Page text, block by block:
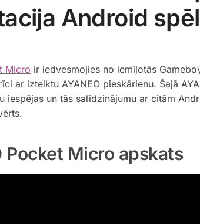
Android
Micro ir iedvesmojies no iemīļotās
ar izteiktu AYANEO pieskārienu. Šajā
iespējas un tās salīdzinājumu ar citām
Pocket Micro apskats